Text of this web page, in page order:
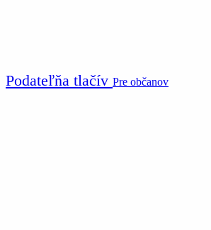
Podateľňa tlačív Pre občanov